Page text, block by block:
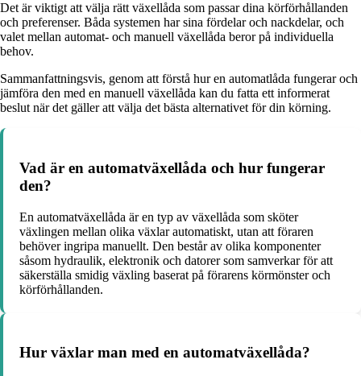
Det är viktigt att välja rätt växellåda som passar dina körförhållanden
och preferenser. Båda systemen har sina fördelar och nackdelar, och
valet mellan automat- och manuell växellåda beror på individuella
behov.
Sammanfattningsvis, genom att förstå hur en automatlåda fungerar och
jämföra den med en manuell växellåda kan du fatta ett informerat
beslut när det gäller att välja det bästa alternativet för din körning.
Vad är en automatväxellåda och hur fungerar
den?
En automatväxellåda är en typ av växellåda som sköter
växlingen mellan olika växlar automatiskt, utan att föraren
behöver ingripa manuellt. Den består av olika komponenter
såsom hydraulik, elektronik och datorer som samverkar för att
säkerställa smidig växling baserat på förarens körmönster och
körförhållanden.
Hur växlar man med en automatväxellåda?